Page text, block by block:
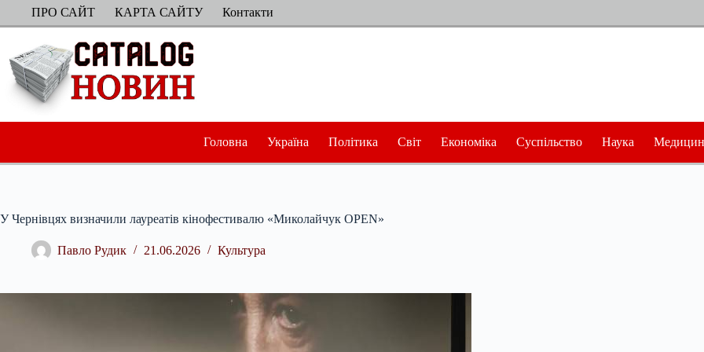
ПерейтиПРО САЙТ КАРТА САЙТУ Контакти
Головна Україна Політика Світ Економіка Суспільство Наука
У Чернівцях визначили лауреатів кінофестивалю «Миколайчук OPEN»
Павло Рудик 21.06.2026 Культура